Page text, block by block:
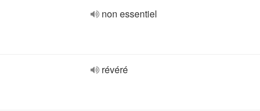
non essentiel
révéré